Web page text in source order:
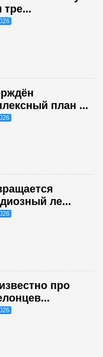
тре...
план ...
ле...
про